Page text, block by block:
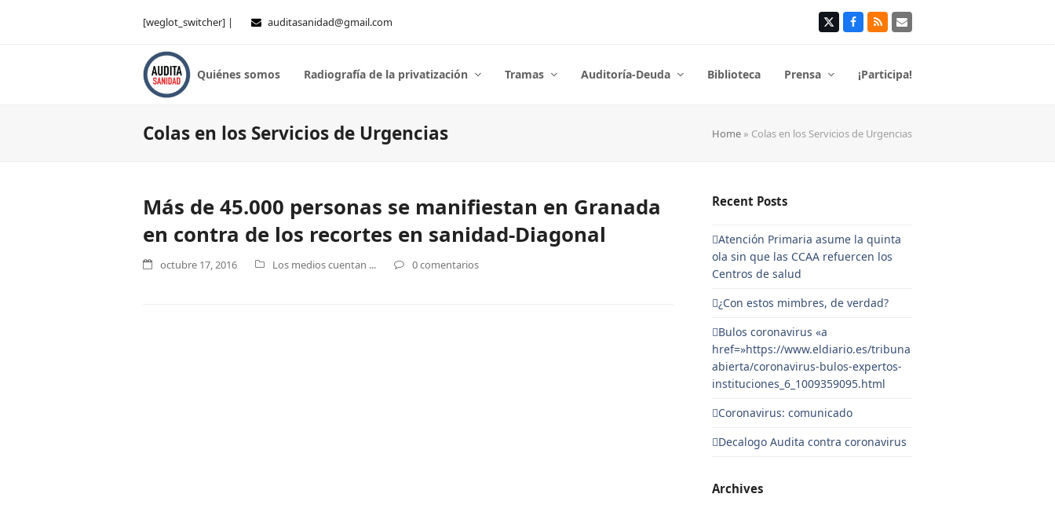
[weglot_switcher] | auditasanidad@gmail.com TwitterFacebook
RSS Correo
Quiénes somos Radiografía de la privatización Tramas Auditoría-Deuda Biblioteca Prensa ¡Participa!
Colas en los Servicios de Urgencias Home » Colas en los Servicios de Urgencias
Más de 45.000 personas se manifiestan en Granada
en contra de los recortes en sanidad-Diagonal
octubre 17, 2016 Los medios cuentan ... 0 comentarios
Recent Posts
Atención Primaria asume la quinta
ola sin que las CCAA refuercen los
Centros de salud
¿Con estos mimbres, de verdad?
Bulos coronavirus «a
href=»https://www.eldiario.es/tribuna
abierta/coronavirus-bulos-expertos-
instituciones_6_1009359095.html
Coronavirus: comunicado
Decalogo Audita contra coronavirus
Archives